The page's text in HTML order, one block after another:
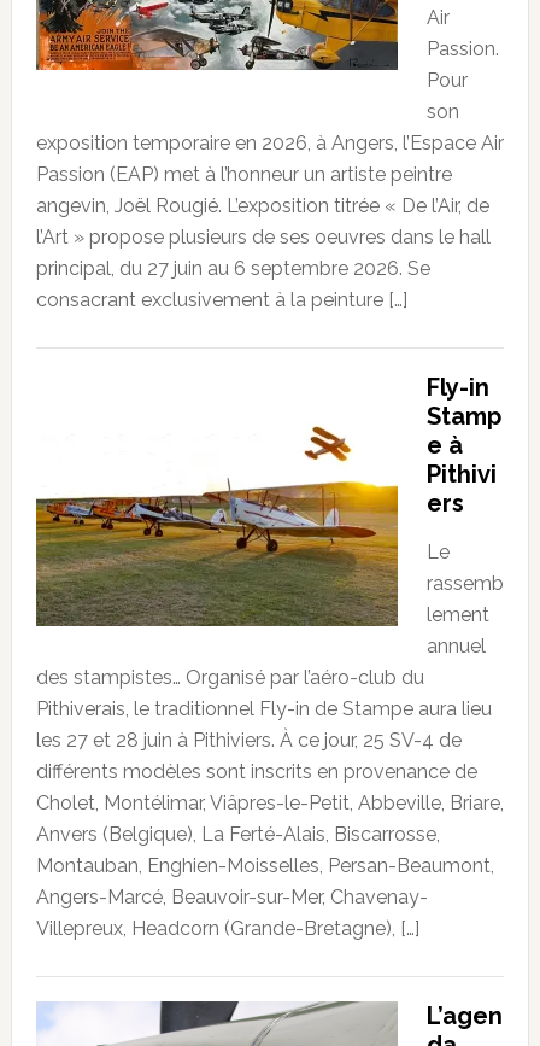
Air
Passion.
Pour
son
exposition temporaire en 2026, à Angers, l’Espace Air
Passion (EAP) met à l’honneur un artiste peintre
angevin, Joël Rougié. L’exposition titrée « De l’Air, de
l’Art » propose plusieurs de ses oeuvres dans le hall
principal, du 27 juin au 6 septembre 2026. Se
consacrant exclusivement à la peinture […]
Fly-in
Stamp
e à
Pithivi
ers
Le
rassemb
lement
annuel
des stampistes… Organisé par l’aéro-club du
Pithiverais, le traditionnel Fly-in de Stampe aura lieu
les 27 et 28 juin à Pithiviers. À ce jour, 25 SV-4 de
différents modèles sont inscrits en provenance de
Cholet, Montélimar, Viâpres-le-Petit, Abbeville, Briare,
Anvers (Belgique), La Ferté-Alais, Biscarrosse,
Montauban, Enghien-Moisselles, Persan-Beaumont,
Angers-Marcé, Beauvoir-sur-Mer, Chavenay-
Villepreux, Headcorn (Grande-Bretagne), […]
L’agen